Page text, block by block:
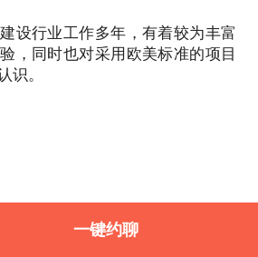
部门和行业众多，如何协调相互
目成功率？
设行业工作多年，有着较为丰富
，同时也对采用欧美标准的项目
一键约聊